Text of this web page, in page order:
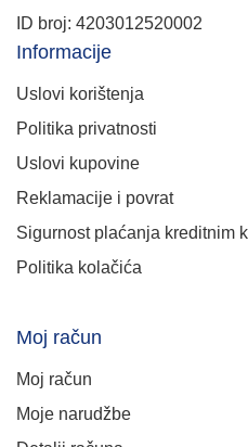
ID broj: 4203012520002
Informacije
Uslovi korištenja
Politika privatnosti
Uslovi kupovine
Reklamacije i povrat
Sigurnost plaćanja kreditnim
Politika kolačića
Moj račun
Moj račun
Moje narudžbe